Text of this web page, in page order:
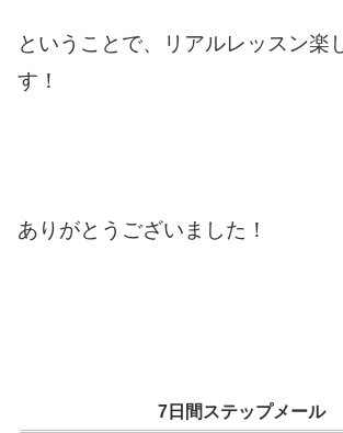
ということで、リアルレッスン楽
す！
ありがとうございました！
7日間ステップメール